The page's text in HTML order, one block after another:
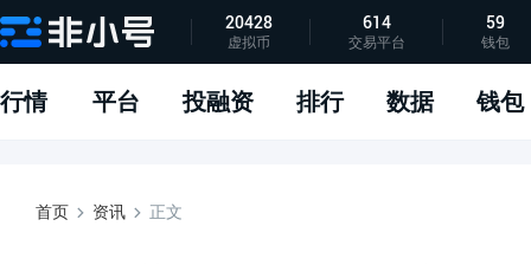
APP下载
指标说明
问题反馈
20428
虚拟币
614
交易平台
59
钱包
行情 平台 投融资 排行 数据 钱包
首页 资讯 正文